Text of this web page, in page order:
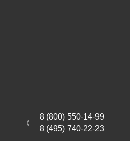
8 (800) 550-14-99
8 (495) 740-22-23